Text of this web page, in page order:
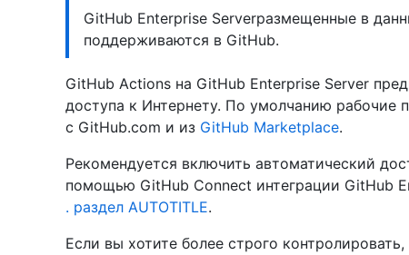
GitHub Enterprise Serverразмещенные в
поддерживаются в GitHub.
GitHub Actions на GitHub Enterprise Server
доступа к Интернету. По умолчанию рабочие
с GitHub.com и из GitHub Marketplace.
Рекомендуется включить автоматический
помощью GitHub Connect интеграции GitHub
. раздел AUTOTITLE.
Если вы хотите более строго